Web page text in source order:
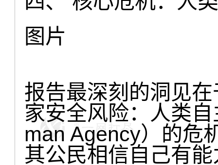
图片
报告最深刻的洞见
家安全风险：人类
man Agency）的危
其公民相信自己有